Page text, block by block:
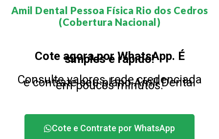
Amil Dental Pessoa Física Rio dos Cedros
(Cobertura Nacional)​
Cote agora por WhatsApp. É
simples e rápido!
Consulte valores, rede credenciada
e contrate seu plano Amil Dental
em poucos minutos.
Cote e Contrate por WhatsApp